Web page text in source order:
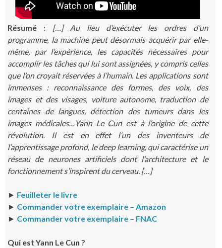
Résumé : […] Au lieu d’exécuter les ordres d’un
programme, la machine peut désormais acquérir par elle-
même, par l’expérience, les capacités nécessaires pour
accomplir les tâches qui lui sont assignées, y compris celles
que l’on croyait réservées à l’humain. Les applications sont
immenses : reconnaissance des formes, des voix, des
images et des visages, voiture autonome, traduction de
centaines de langues, détection des tumeurs dans les
images médicales…
Yann Le Cun est à l’origine de cette
révolution. Il est en effet l’un des inventeurs de
l’apprentissage profond, le deep learning, qui caractérise un
réseau de neurones artificiels dont l’architecture et le
fonctionnement s’inspirent du cerveau. […]
► Feuilleter le livre
► Commander votre exemplaire – Amazon
► Commander votre exemplaire – FNAC
Qui est Yann Le Cun ?